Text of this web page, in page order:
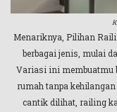
Menariknya, Pilihan
berbagai jenis, mulai
Variasi ini membuatmu
rumah tanpa
cantik dilihat, railing